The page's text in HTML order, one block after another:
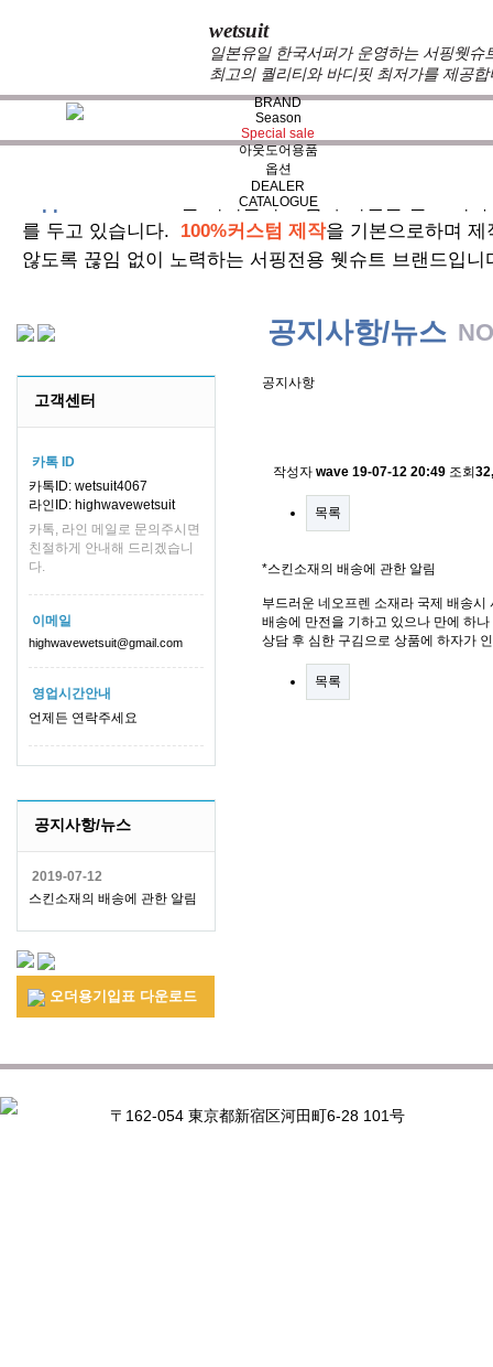
wetsuit
일본유일 한국서퍼가 운영하는 서핑웻
최고의 퀄리티와 바디핏 최저가를 제공합
BRAND
Season
Special sale
아웃도어용품
옵션
DEALER
CATALOGUE
는 서퍼들의 느낌과 의견를 듣고 적
를 두고 있습니다. 100%커스텀 제작을 기본으로하며
않도록 끊임 없이 노력하는 서핑전용 웻슈트 브랜드입니
고객센터
카톡 ID
카톡ID: wetsuit4067
라인ID: highwavewetsuit
카톡, 라인 메일로 문의주시면
친절하게 안내해 드리겠습니
다.
이메일
highwavewetsuit@gmail.com
영업시간안내
언제든 연락주세요
공지사항/뉴스
2019-07-12
스킨소재의 배송에 관한 알림
오더용기입표 다운로드
공지사항/뉴스
공지사항
작성자 wave 19-07-12 20:49 조회
목록
*스킨소재의 배송에 관한 알림
부드러운 네오프렌 소재라 국제 배송
배송에 만전을 기하고 있으나 만에 하
상담 후 심한 구김으로 상품에 하자가
목록
〒162-054 東京都新宿区河田町6-28 101号